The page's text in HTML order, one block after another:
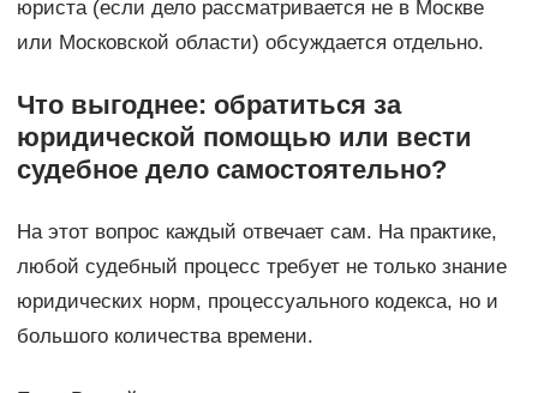
юриста (если дело рассматривается не в Москве
или Московской области) обсуждается отдельно.
Что выгоднее: обратиться за
юридической помощью или вести
судебное дело самостоятельно?
На этот вопрос каждый отвечает сам. На практике,
любой судебный процесс требует не только знание
юридических норм, процессуального кодекса, но и
большого количества времени.